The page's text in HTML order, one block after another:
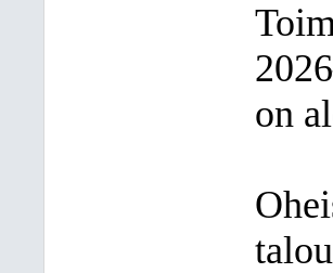
on